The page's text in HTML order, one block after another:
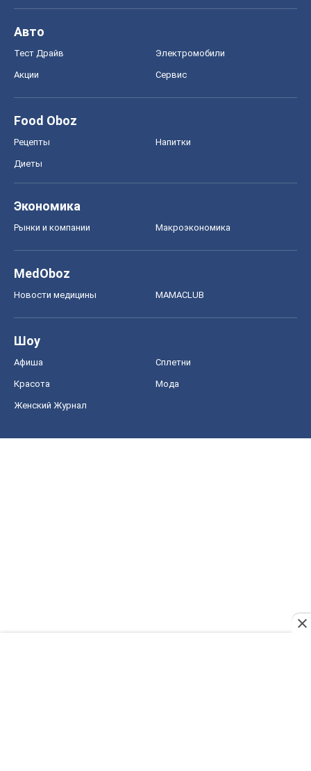
Авто
Тест Драйв Электромобили
Акции Сервис
Food Oboz
Рецепты Напитки
Диеты
Экономика
Рынки и компании Mакроэкономика
MedOboz
Новости медицины MAMACLUB
Шоу
Афиша Сплетни
Красота Мода
Женский Журнал